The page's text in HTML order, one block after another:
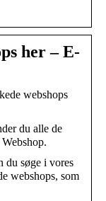
her – E-
webshops
du alle de
du søge i vores
webshops, som